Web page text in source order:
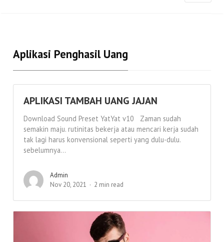
Aplikasi Penghasil Uang
APLIKASI TAMBAH UANG JAJAN
Download Sound Preset YatYat v10 Zaman sudah
semakin maju. rutinitas bekerja atau mencari kerja sudah
tak lagi harus konvensional seperti yang dulu-dulu.
sebelumnya...
Admin
Nov 20, 2021
2 min read